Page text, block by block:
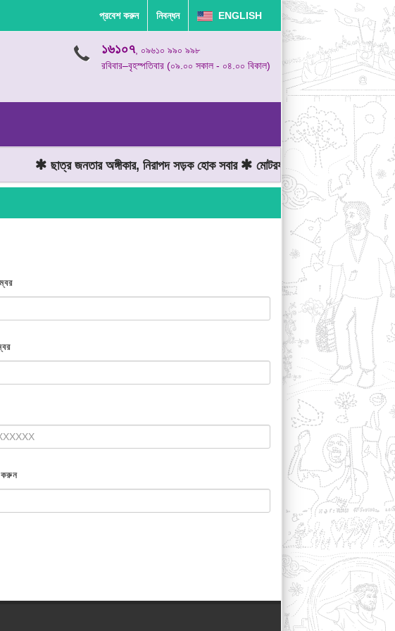
প্রবেশ করুন নিবন্ধন ENGLISH
১৬১০৭, ০৯৬১০ ৯৯০ ৯৯৮
রবিবার–বৃহস্পতিবার (০৯.০০ সকাল - ০৪.০০ বিকাল)
ছাত্র জনতার অঙ্গীকার, নিরাপদ সড়ক হোক সবার মোটরযান চালানোর সময় গতিসীমা
করুন